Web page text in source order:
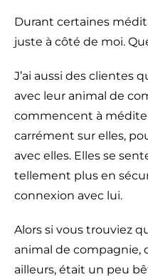
Durant certaines
juste à côté de moi.
J’ai aussi des clientes
avec leur animal de
commencent à
carrément sur elles,
avec elles. Elles se
tellement plus en
connexion avec lui.
Alors si vous trouviez
animal de compagnie,
ailleurs, était un peu